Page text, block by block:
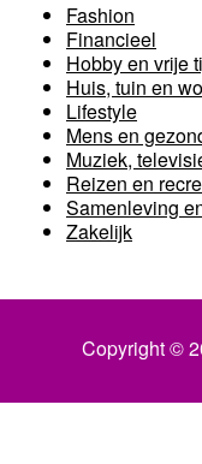
Fashion
Financieel
Hobby en vrije
Huis, tuin en
Lifestyle
Mens en
Muziek,
Reizen en
Samenleving
Zakelijk
Copyright ©